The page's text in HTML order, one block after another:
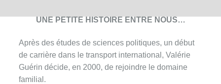
UNE PETITE HISTOIRE ENTRE NOUS…
Après des études de sciences politiques, un début
de carrière dans le transport international, Valérie
Guérin décide, en 2000, de rejoindre le domaine
familial.